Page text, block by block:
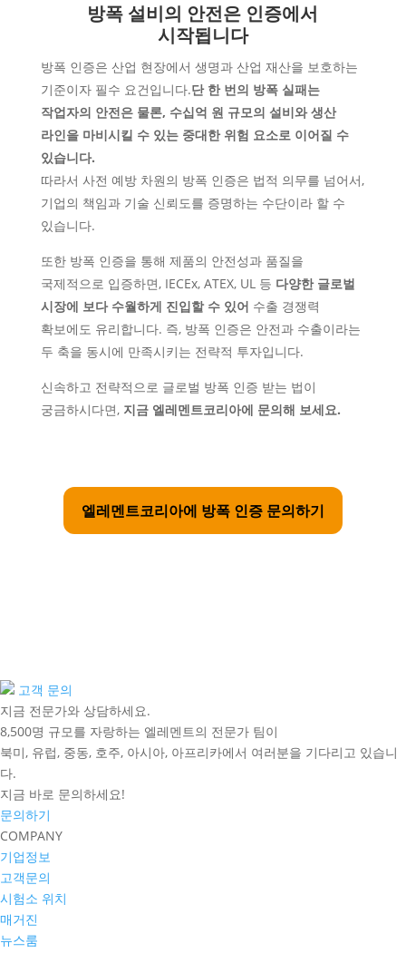
방폭 설비의 안전은 인증에서
시작됩니다
방폭 인증은 산업 현장에서 생명과 산업 재산을 보호하는
기준이자 필수 요건입니다.단 한 번의 방폭 실패는
작업자의 안전은 물론, 수십억 원 규모의 설비와 생산
라인을 마비시킬 수 있는 중대한 위험 요소로 이어질 수
있습니다.
따라서 사전 예방 차원의 방폭 인증은 법적 의무를 넘어서,
기업의 책임과 기술 신뢰도를 증명하는 수단이라 할 수
있습니다.
또한 방폭 인증을 통해 제품의 안전성과 품질을
국제적으로 입증하면, IECEx, ATEX, UL 등 다양한 글로벌
시장에 보다 수월하게 진입할 수 있어 수출 경쟁력
확보에도 유리합니다. 즉, 방폭 인증은 안전과 수출이라는
두 축을 동시에 만족시키는 전략적 투자입니다.
신속하고 전략적으로 글로벌 방폭 인증 받는 법이
궁금하시다면, 지금 엘레멘트코리아에 문의해 보세요.
엘레멘트코리아에 방폭 인증 문의하기
고객 문의
지금 전문가와 상담하세요.
8,500명 규모를 자랑하는 엘레멘트의 전문가 팀이
북미, 유럽, 중동, 호주, 아시아, 아프리카에서 여러분을 기다리고 있습니
다.
지금 바로 문의하세요!
문의하기
COMPANY
기업정보
고객문의
시험소 위치
매거진
뉴스룸